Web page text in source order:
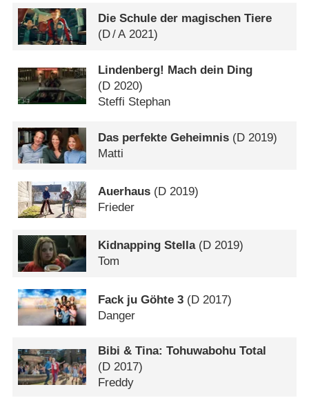
Die Schule der magischen Tiere
(D/A2021)
Lindenberg! Mach dein Ding
(D 2020)
Steffi Stephan
Das perfekte Geheimnis (D 2019)
Matti
Auerhaus (D 2019)
Frieder
Kidnapping Stella(D 2019)
Tom
Fack ju Göhte 3 (D 2017)
Danger
Bibi & Tina: Tohuwabohu Total
(D 2017)
Freddy